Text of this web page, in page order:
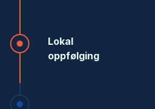
Lokal
oppfølging